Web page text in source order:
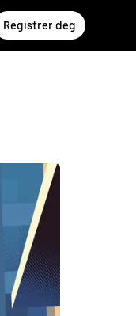
Registrer deg